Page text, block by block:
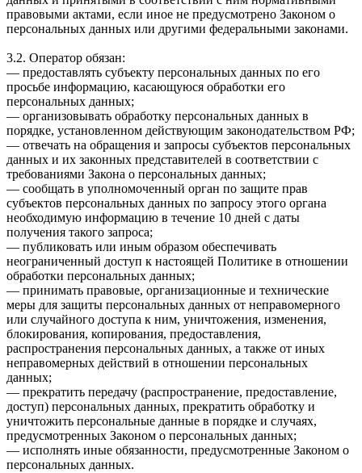
правовыми актами, если иное не предусмотрено Законом о
персональных данных или другими федеральными законами.
3.2. Оператор обязан:
— предоставлять субъекту персональных данных по его
просьбе информацию, касающуюся обработки его
персональных данных;
— организовывать обработку персональных данных в
порядке, установленном действующим законодательством РФ;
— отвечать на обращения и запросы субъектов персональных
данных и их законных представителей в соответствии с
требованиями Закона о персональных данных;
— сообщать в уполномоченный орган по защите прав
субъектов персональных данных по запросу этого органа
необходимую информацию в течение 10 дней с даты
получения такого запроса;
— публиковать или иным образом обеспечивать
неограниченный доступ к настоящей Политике в отношении
обработки персональных данных;
— принимать правовые, организационные и технические
меры для защиты персональных данных от неправомерного
или случайного доступа к ним, уничтожения, изменения,
блокирования, копирования, предоставления,
распространения персональных данных, а также от иных
неправомерных действий в отношении персональных
данных;
— прекратить передачу (распространение, предоставление,
доступ) персональных данных, прекратить обработку и
уничтожить персональные данные в порядке и случаях,
предусмотренных Законом о персональных данных;
— исполнять иные обязанности, предусмотренные Законом о
персональных данных.